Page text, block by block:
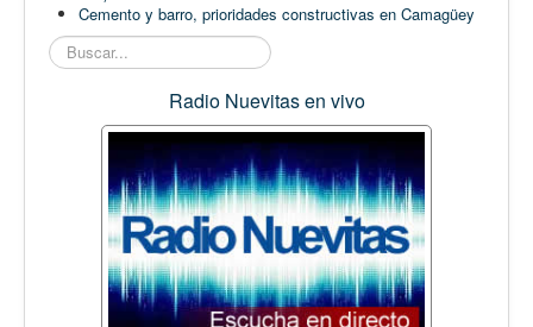
Cemento y barro, prioridades constructivas en Camagüey
Buscar...
Radio Nuevitas en vivo